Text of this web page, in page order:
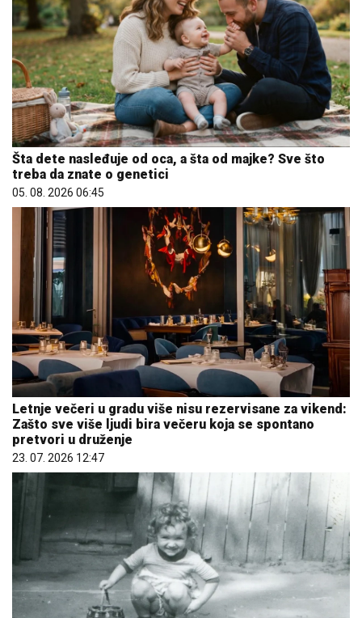
Šta dete nasleđuje od oca, a šta od majke? Sve što
treba da znate o genetici
05. 08. 2026 06:45
Letnje večeri u gradu više nisu rezervisane za vikend:
Zašto sve više ljudi bira večeru koja se spontano
pretvori u druženje
23. 07. 2026 12:47